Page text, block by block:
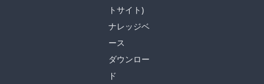
トサイト)
ナレッジベ
ース
ダウンロー
ド